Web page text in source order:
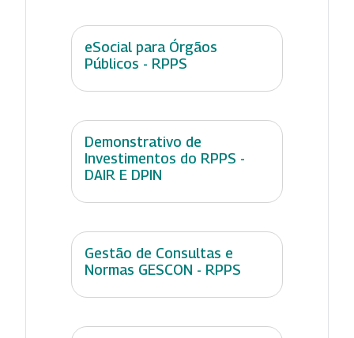
eSocial para Órgãos
Públicos - RPPS
Demonstrativo de
Investimentos do RPPS -
DAIR E DPIN
Gestão de Consultas e
Normas GESCON - RPPS